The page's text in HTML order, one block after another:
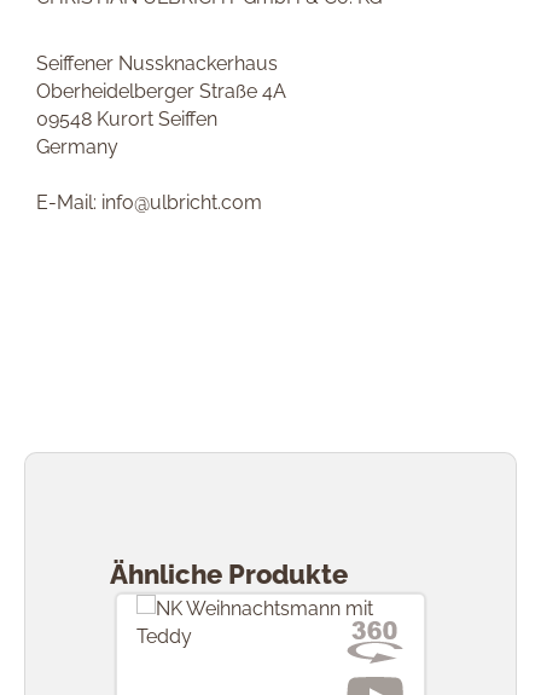
Seiffener Nussknackerhaus
Oberheidelberger Straße 4A
09548 Kurort Seiffen
Germany
E-Mail: info@ulbricht.com
Ähnliche Produkte